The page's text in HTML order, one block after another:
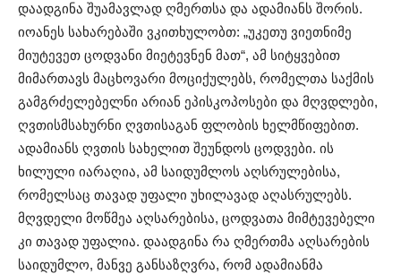
დაადგინა შუამავლად ღმერთსა და ადამიანს შორის.
იოანეს სახარებაში ვკითხულობთ: „უკეთუ ვიეთნიმე
მიუტევეთ ცოდვანი მიეტევნენ მათ“, ამ სიტყვებით
მიმართავს მაცხოვარი მოციქულებს, რომელთა საქმის
გამგრძელებელნი არიან ეპისკოპოსები და მღვდლები,
ღვთისმსახურნი ღვთისაგან ფლობის ხელმწიფებით.
ადამიანს ღვთის სახელით შეუნდოს ცოდვები. ის
ხილული იარაღია, ამ საიდუმლოს აღსრულებისა,
რომელსაც თავად უფალი უხილავად აღასრულებს.
მღვდელი მოწმეა აღსარებისა, ცოდვათა მიმტევებელი
კი თავად უფალია. დაადგინა რა ღმერთმა აღსარების
საიდუმლო, მანვე განსაზღვრა, რომ ადამიანმა